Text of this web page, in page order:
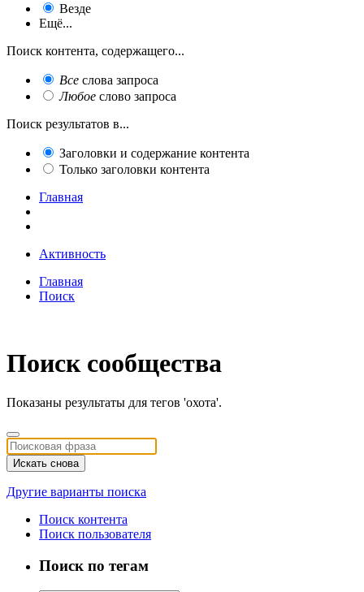
Везде
Ещё...
Поиск контента, содержащего...
Все слова запроса
Любое слово запроса
Поиск результатов в...
Заголовки и содержание контента
Только заголовки контента
Главная
Активность
Главная
Поиск
Поиск сообщества
Показаны результаты для тегов 'охота'.
Искать снова
Другие варианты поиска
Поиск контента
Поиск пользователя
Поиск по тегам